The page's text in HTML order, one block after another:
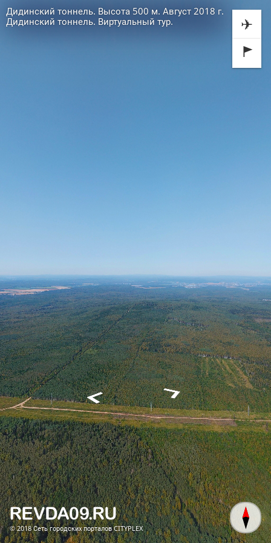
Дидинский тоннель. Высота 500 м. Август 2018 г.
Дидинский тоннель. Виртуальный тур.
✈
© 2018Сеть городских порталов CITYPLEX